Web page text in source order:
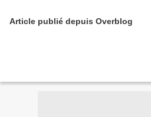
Article publié depuis Overblog